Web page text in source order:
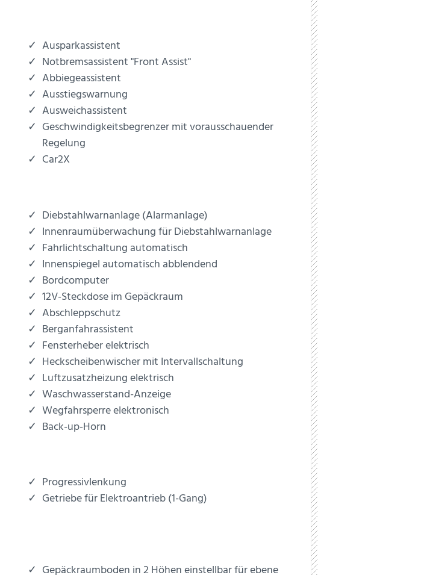
Ausparkassistent
Notbremsassistent "Front Assist"
Abbiegeassistent
Ausstiegswarnung
Ausweichassistent
Geschwindigkeitsbegrenzer mit vorausschauender
Regelung
Car2X
Diebstahlwarnanlage (Alarmanlage)
Innenraumüberwachung für Diebstahlwarnanlage
Fahrlichtschaltung automatisch
Innenspiegel automatisch abblendend
Bordcomputer
12V-Steckdose im Gepäckraum
Abschleppschutz
Berganfahrassistent
Fensterheber elektrisch
Heckscheibenwischer mit Intervallschaltung
Luftzusatzheizung elektrisch
Waschwasserstand-Anzeige
Wegfahrsperre elektronisch
Back-up-Horn
Progressivlenkung
Getriebe für Elektroantrieb (1-Gang)
Gepäckraumboden in 2 Höhen einstellbar für ebene